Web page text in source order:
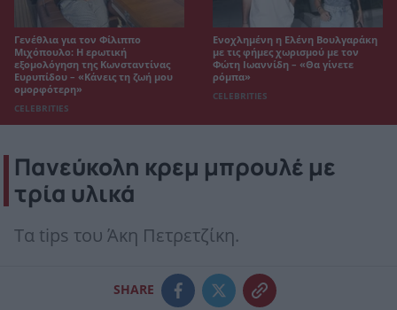
Γενέθλια για τον Φίλιππο
Μιχόπουλο: Η ερωτική
εξομολόγηση της Κωνσταντίνας
Ευρυπίδου – «Κάνεις τη ζωή μου
ομορφότερη»
CELEBRITIES
Ενοχλημένη η Ελένη Βουλγαράκη
με τις φήμες χωρισμού με τον
Φώτη Ιωαννίδη – «Θα γίνετε
ρόμπα»
CELEBRITIES
Πανεύκολη κρεμ μπρουλέ με
τρία υλικά
Τα tips του Άκη Πετρετζίκη.
SHARE